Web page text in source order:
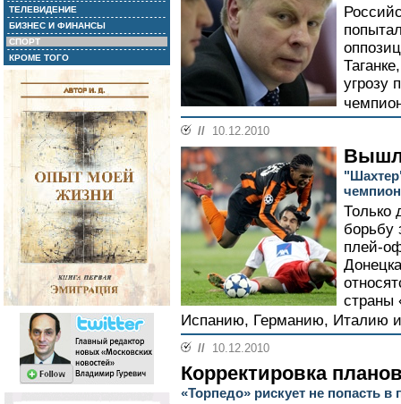
ТЕЛЕВИДЕНИЕ
БИЗНЕС И ФИНАНСЫ
СПОРТ
КРОМЕ ТОГО
угрозу
// 10.12.2010
Только
борьбу
плей-
страны
Испанию, Германию, Италию
// 10.12.2010
Корректировка
«Торпедо» рискует не попасть